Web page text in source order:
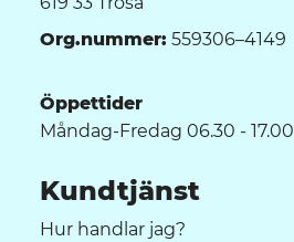
Org.nummer: 559306–4149
Öppettider
Måndag-Fredag 06.30 - 17.00
Kundtjänst
Hur handlar jag?